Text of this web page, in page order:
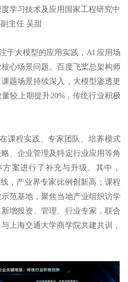
学习技术及应用国家工程研究中
主任 吴甜
于大模型的应用实践，AI 应用场
心场景问题。百度飞桨总架构师
题场景持续深入，大模型渗透更
较上期提升20%，传统行业积极
课程实践、专家团队、培养模式
、企业管理及特定行业应用等角
案进行了补充与升级。其中，
，产业界专家比例创新高；课程
范基地，聚焦当地产业组织访学
增投资、管理、行业专家，联合
上海交通大学商学院共建共训，